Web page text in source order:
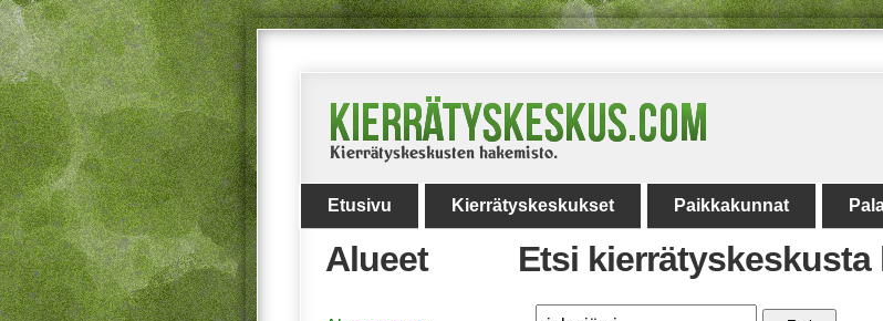
Etusivu Kierrätyskeskukset Paikkakunnat
Etsi kierrätyskeskusta
Alueet